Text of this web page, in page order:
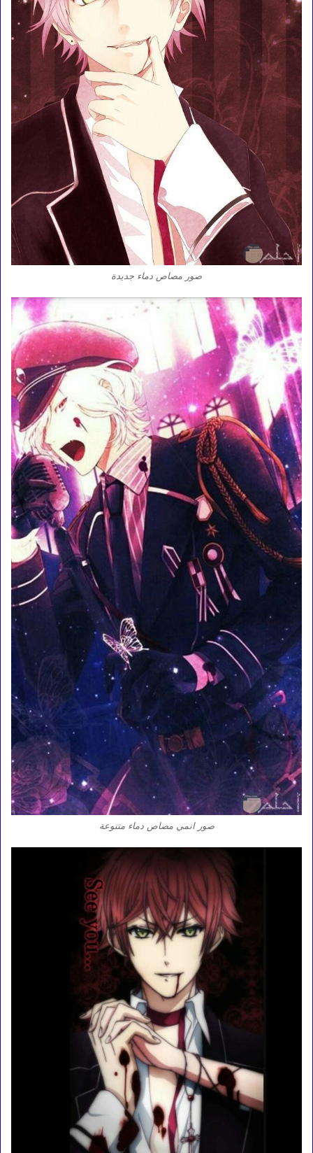
صور مصاص دماء جديدة
صور انمي مصاص دماء متنوعة